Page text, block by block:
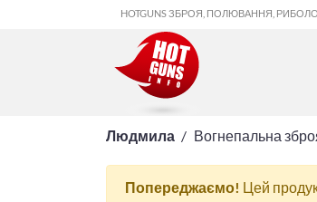
HOTGUNS ЗБРОЯ, ПОЛЮВАННЯ,
Людмила Вогнепальна
Попереджаємо! Цей